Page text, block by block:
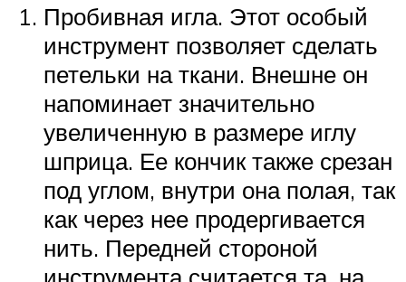
Пробивная игла. Этот особый
инструмент позволяет сделать
петельки на ткани. Внешне он
напоминает значительно
увеличенную в размере иглу
шприца. Ее кончик также срезан
под углом, внутри она полая, так
как через нее продергивается
нить. Передней стороной
инструмента считается та, на